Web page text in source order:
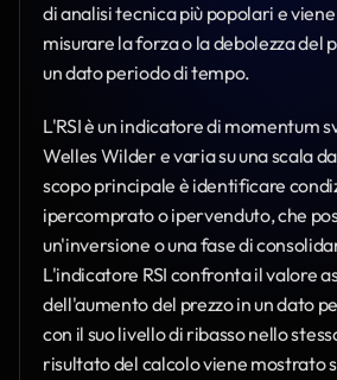
di analisi tecnica più popolari e
misurare la forza o la debolezza del
un dato periodo di tempo.
L'RSI è un indicatore di momentum
Welles Wilder e varia su una scala
scopo principale è identificare
ipercomprato o ipervenduto, che
un'inversione o una fase di
L'indicatore RSI confronta il valore
dell'aumento del prezzo in un dato
con il suo livello di ribasso nello
risultato del calcolo viene mostrato